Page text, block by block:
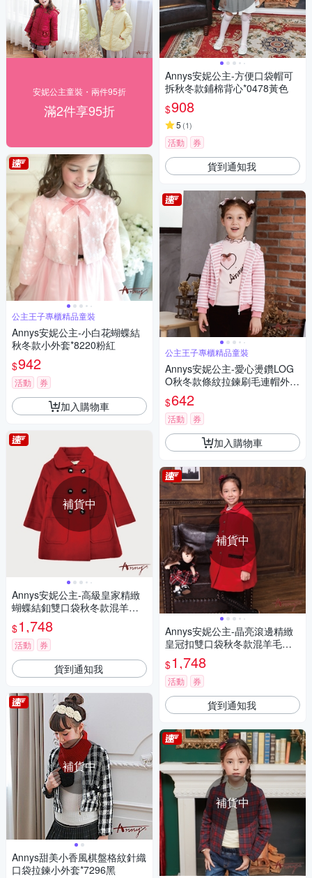
安妮公主童裝・兩件95折
滿2件享95折
公主王子專櫃精品童裝
Annys安妮公主-小白花蝴蝶結
秋冬款小外套*8220粉紅
$942
活動 券
加入購物車
補貨中
Annys安妮公主-高級皇家精緻
蝴蝶結釦雙口袋秋冬款混羊毛
大衣*6676紅色
$1,748
活動 券
貨到通知我
補貨中
Annys甜美小香風棋盤格紋針織
口袋拉鍊小外套*7296黑
Annys安妮公主-方便口袋帽可
拆秋冬款鋪棉背心*0478黃色
$908
5 (1)
活動 券
貨到通知我
公主王子專櫃精品童裝
Annys安妮公主-愛心燙鑽LOG
O秋冬款條紋拉鍊刷毛連帽外套
*9418粉紅
$642
活動 券
加入購物車
補貨中
Annys安妮公主-晶亮滾邊精緻
皇冠扣雙口袋秋冬款混羊毛大
衣*6680紅色
$1,748
活動 券
貨到通知我
補貨中